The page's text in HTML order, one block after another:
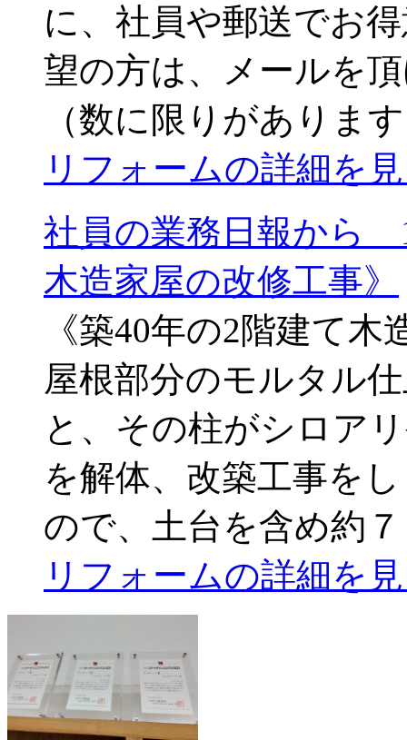
に、社員や郵送でお
望の方は、メールを
（数に限りがありま
リフォームの詳細を
社員の業務日報から
木造家屋の改修工事》
《築40年の2階建て
屋根部分のモルタル
と、その柱がシロア
を解体、改築工事を
ので、土台を含め約
リフォームの詳細を